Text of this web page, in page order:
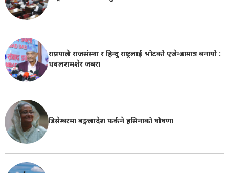
राप्रपाले राजसंस्था र हिन्दु राष्ट्रलाई भोटको एजेन्डामात्र बनायो :
धवलशमशेर जबरा
डिसेम्बरमा बङ्गलादेश फर्कने हसिनाको घोषणा